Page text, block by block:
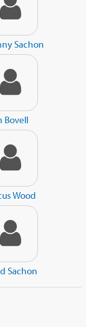
Sachon
Bovell
Wood
Sachon